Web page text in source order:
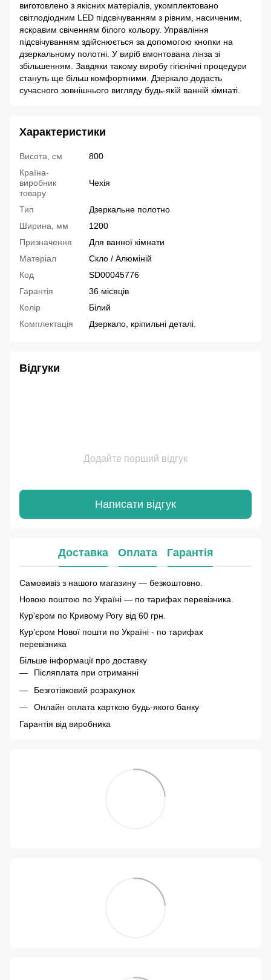
виготовлено з якісних матеріалів, укомплектовано
світлодіодним LED підсвічуванням з рівним, насиченим,
яскравим свіченням білого кольору. Управління
підсвічуванням здійснюється за допомогою кнопки на
дзеркальному полотні. У виріб вмонтована лінза зі
збільшенням. Завдяки такому виробу гігієнічні процедури
стануть ще більш комфортними. Дзеркало додасть
сучасного зовнішнього вигляду будь-якій ванній кімнаті.
Характеристики
Висота, см
800
Країна-
виробник
товару
Чехія
Тип
Дзеркальне полотно
Ширина, мм
1200
Призначення
Для ванної кімнати
Матеріал
Скло / Алюміній
Код
SD00045776
Гарантія
36 місяців
Колір
Білий
Комплектація
Дзеркало, кріпильні деталі.
Відгуки
Додайте перший відгук
Написати відгук
Доставка Оплата Гарантія
Самовивіз з нашого магазину — безкоштовно.
Новою поштою по Україні — по тарифах перевізника.
Кур'єром по Кривому Рогу від 60 грн.
Курʼєром Нової пошти по Україні - по тарифах
перевізника
Більше інформації про доставку
Післяплата при отриманні
Безготівковий розрахунок
Онлайн оплата карткою будь-якого банку
Гарантія від виробника